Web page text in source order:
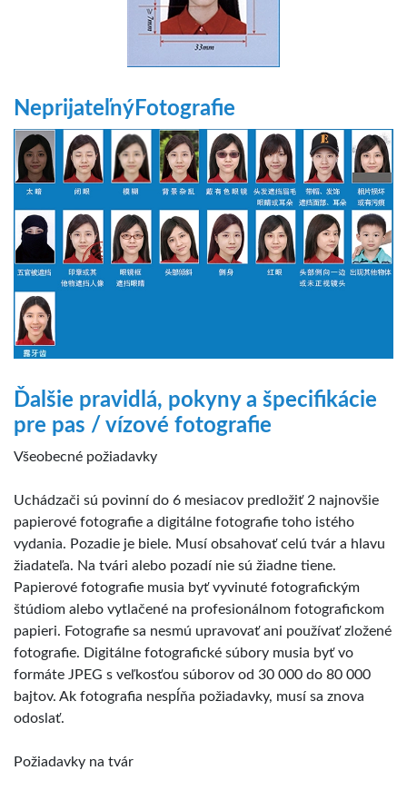
Neprijateľný Fotografie
Ďalšie pravidlá, pokyny a špecifikácie
pre pas / vízové fotografie
Všeobecné požiadavky
Uchádzači sú povinní do 6 mesiacov predložiť 2 najnovšie
papierové fotografie a digitálne fotografie toho istého
vydania. Pozadie je biele. Musí obsahovať celú tvár a hlavu
žiadateľa. Na tvári alebo pozadí nie sú žiadne tiene.
Papierové fotografie musia byť vyvinuté fotografickým
štúdiom alebo vytlačené na profesionálnom fotografickom
papieri. Fotografie sa nesmú upravovať ani používať zložené
fotografie. Digitálne fotografické súbory musia byť vo
formáte JPEG s veľkosťou súborov od 30 000 do 80 000
bajtov. Ak fotografia nespĺňa požiadavky, musí sa znova
odoslať.
Požiadavky na tvár